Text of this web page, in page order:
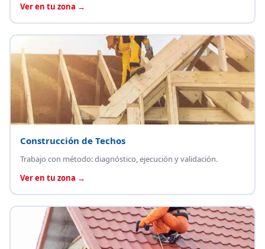
Ver en tu zona →
Construcción de Techos
Trabajo con método: diagnóstico, ejecución y validación.
Ver en tu zona →